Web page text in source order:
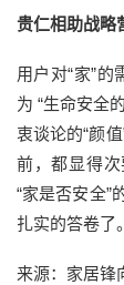
贵仁相助战略
用户对“家”的
为 “生命安全
衷谈论的“颜
前，都显得
“家是否安全”
扎实的答卷了。
来源：家居锋